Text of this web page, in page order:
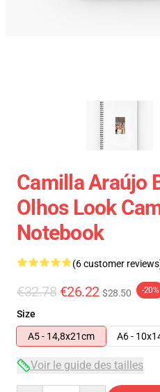
Camilla Araújo
Olhos Look
Notebook
(6 customer
€32.78 €26.22 $28.50 -20%
Size
A5 - 14,8x21cm
A6 -
Voir le guide des tailles